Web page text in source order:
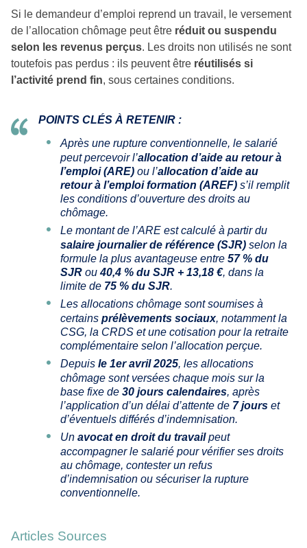
Si le demandeur d’emploi reprend un travail, le versement
de l’allocation chômage peut être réduit ou suspendu
selon les revenus perçus. Les droits non utilisés ne sont
toutefois pas perdus : ils peuvent être réutilisés si
l’activité prend fin, sous certaines conditions.
POINTS CLÉS À RETENIR :
Après une rupture conventionnelle, le salarié
peut percevoir l’allocation d’aide au retour à
l’emploi (ARE) ou l’allocation d’aide au
retour à l’emploi formation (AREF) s’il remplit
les conditions d’ouverture des droits au
chômage.
Le montant de l’ARE est calculé à partir du
salaire journalier de référence (SJR) selon la
formule la plus avantageuse entre 57 % du
SJR ou40,4 % du SJR + 13,18 €, dans la
limite de 75 % du SJR.
Les allocations chômage sont soumises à
certains prélèvements sociaux, notamment la
CSG, la CRDS et une cotisation pour la retraite
complémentaire selon l’allocation perçue.
Depuis le 1er avril 2025, les allocations
chômage sont versées chaque mois sur la
base fixe de 30 jours calendaires, après
l’application d’un délai d’attente de 7 jours et
d’éventuels différés d’indemnisation.
Un avocat en droit du travailpeut
accompagner le salarié pour vérifier ses droits
au chômage, contester un refus
d’indemnisation ou sécuriser la rupture
conventionnelle.
Articles Sources